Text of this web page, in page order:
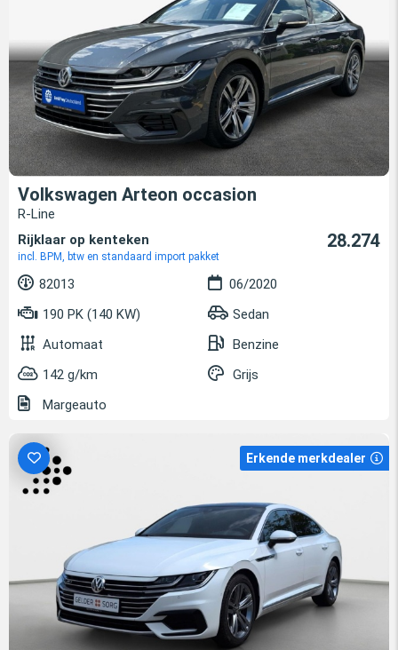
Volkswagen Arteon occasion
R-Line
Rijklaar op kenteken
incl. BPM, btw en standaard import pakket
28.274
82013
06/2020
190 PK (140 KW)
Sedan
Automaat
Benzine
142 g/km
Grijs
Margeauto
Erkende merkdealer